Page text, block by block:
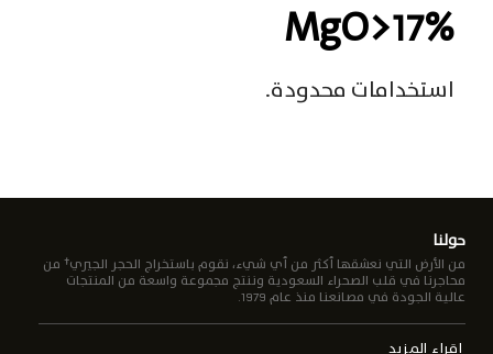
MgO>17%
استخدامات محدودة.
حولنا
من الأرض التي نعشقها أكثر من أي شيء، نقوم باستخراج الحجر الجيري† من
محاجرنا في قلب الصحراء السعودية وننتج مجموعة واسعة من المنتجات
عالية الجودة في مصانعنا منذ عام 1979.
اقراء المزيد